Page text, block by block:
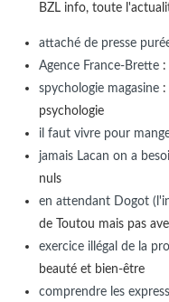
BZL info, toute
attaché de presse
Agence France-Brette:
spychologie magasine:
psychologie
il faut vivre pour
jamais Lacan on a
nuls
en attendant Dogot
de Toutou mais pas
exercice illégal de la
beauté et bien-être
comprendre les